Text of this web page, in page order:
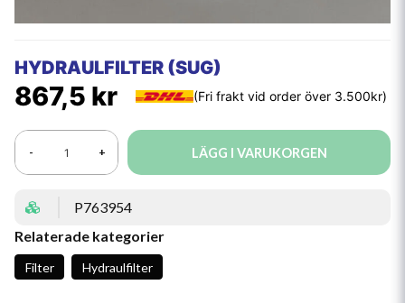
HYDRAULFILTER (SUG)
867,5 kr
- + LÄGG I VARUKORGEN
P763954
Relaterade kategorier
Filter Hydraulfilter